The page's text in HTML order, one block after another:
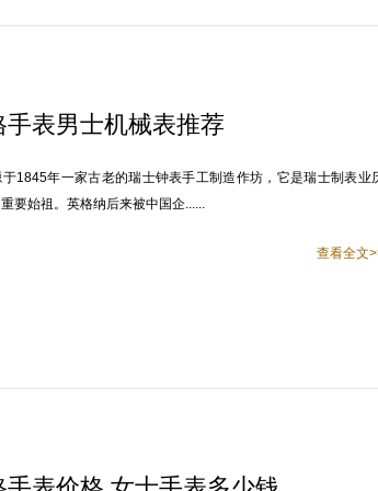
手表男士机械表推荐
1845年一家古老的瑞士钟表手工制造作坊，它是瑞士制表业
要始祖。英格纳后来被中国企......
查看全文